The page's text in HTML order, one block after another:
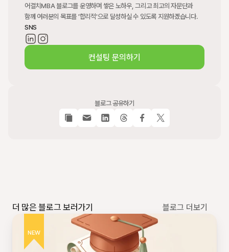
어결치MBA 블로그를 운영하며 쌓은 노하우, 그리고 최고의 자문단과
함께 여러분의 목표를 '합리적'으로 달성하실 수 있도록 지원하겠습니다.
SNS
컨설팅 문의하기
블로그 공유하기
더 많은 블로그 보러가기 블로그 더보기
NEW